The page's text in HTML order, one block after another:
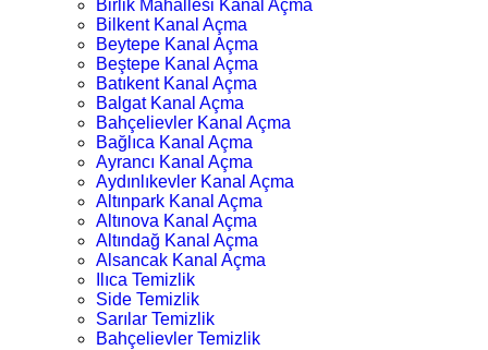
Birlik Mahallesi Kanal Açma
Bilkent Kanal Açma
Beytepe Kanal Açma
Beştepe Kanal Açma
Batıkent Kanal Açma
Balgat Kanal Açma
Bahçelievler Kanal Açma
Bağlıca Kanal Açma
Ayrancı Kanal Açma
Aydınlıkevler Kanal Açma
Altınpark Kanal Açma
Altınova Kanal Açma
Altındağ Kanal Açma
Alsancak Kanal Açma
Ilıca Temizlik
Side Temizlik
Sarılar Temizlik
Bahçelievler Temizlik